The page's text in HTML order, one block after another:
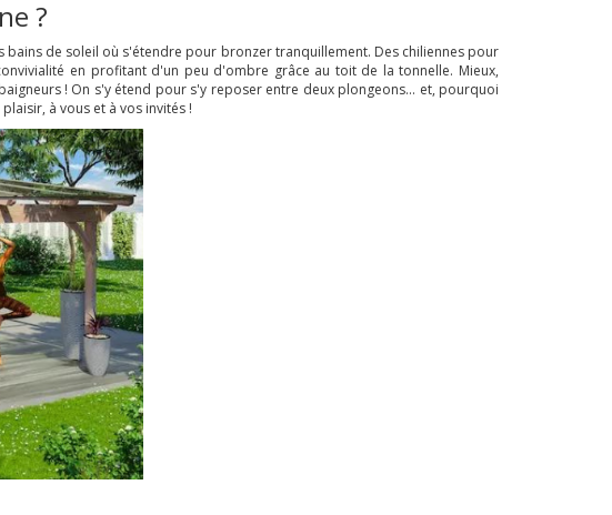
?
de soleil où s'étendre pour bronzer tranquillement. Des chiliennes pour
en profitant d'un peu d'ombre grâce au toit de la tonnelle. Mieux,
! On s'y étend pour s'y reposer entre deux plongeons... et, pourquoi
à vous et à vos invités !